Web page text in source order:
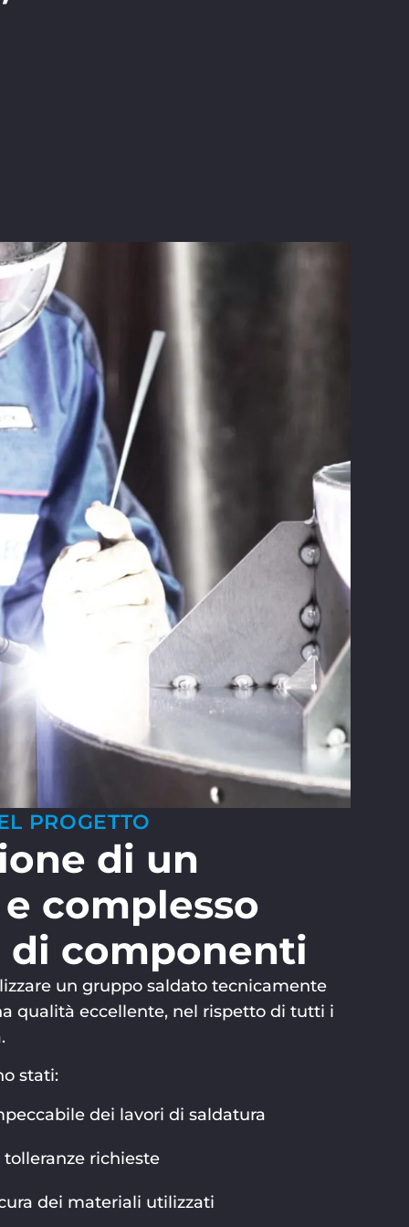
PROGETTO
di un
complesso
di componenti
un gruppo saldato tecnicamente
qualità eccellente, nel rispetto di tutti i
stati:
dei lavori di saldatura
richieste
dei materiali utilizzati